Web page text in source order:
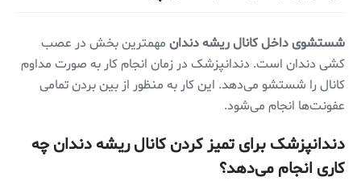
شستشوی داخل کانال ریشه دندان مهمترین بخش در عصب
کشی دندان است. دندانپزشک در زمان انجام کار به صورت مداوم
کانال را شستشو می‌دهد. این کار به منظور از بین بردن تمامی
عفونت‌ها انجام می‌شود.
دندانپزشک برای تمیز کردن کانال ریشه دندان چه
کاری انجام می‌دهد؟